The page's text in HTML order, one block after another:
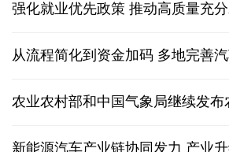
强化就业优先政策 推动高质量充
从流程简化到资金加码 多地完善
农业农村部和中国气象局继续发
新能源汽车产业链协同发力 产业